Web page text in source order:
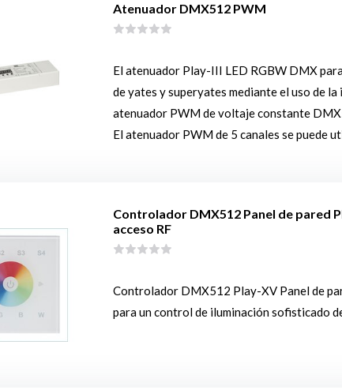
Atenuador DMX512 PWM
El atenuador Play-III LED RGBW DMX
de yates y superyates mediante el uso de
atenuador PWM de voltaje constante
El atenuador PWM de 5 canales se puede
Controlador DMX512 Panel de pared
acceso RF
Controlador DMX512 Play-XV Panel de
para un control de iluminación sofisticado